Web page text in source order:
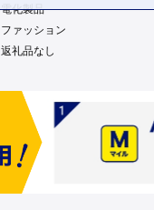
電化製品
ファッション
返礼品なし